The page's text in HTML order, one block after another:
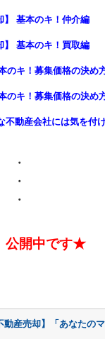
】 基本のキ！仲介編
】 基本のキ！買取編
のキ！募集価格の決め
のキ！募集価格の決め
不動産会社には気を付
・
・
・
公開中です★
動産売却】「あなたの